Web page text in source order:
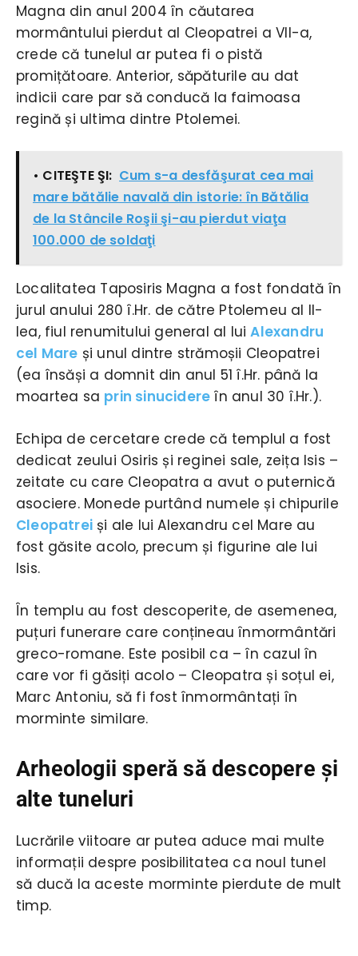
Magna din anul 2004 în căutarea
mormântului pierdut al Cleopatrei a VII-a,
crede că tunelul ar putea fi o pistă
promițătoare. Anterior, săpăturile au dat
indicii care par să conducă la faimoasa
regină și ultima dintre Ptolemei.
• CITEŞTE ŞI: Cum s-a desfăşurat cea mai
mare bătălie navală din istorie: în Bătălia
de la Stâncile Roşii şi-au pierdut viaţa
100.000 de soldaţi
Localitatea Taposiris Magna a fost fondată în
jurul anului 280 î.Hr. de către Ptolemeu al II-
lea, fiul renumitului general al luiAlexandru
cel Mare și unul dintre strămoșii Cleopatrei
(ea însăși a domnit din anul 51 î.Hr. până la
moartea sa prin sinucidere în anul 30 î.Hr.).
Echipa de cercetare crede că templul a fost
dedicat zeului Osiris și reginei sale, zeița Isis –
zeitate cu care Cleopatra a avut o puternică
asociere. Monede purtând numele și chipurile
Cleopatrei și ale lui Alexandru cel Mare au
fost găsite acolo, precum și figurine ale lui
Isis.
În templu au fost descoperite, de asemenea,
puțuri funerare care conțineau înmormântări
greco-romane. Este posibil ca – în cazul în
care vor fi găsiți acolo – Cleopatra și soțul ei,
Marc Antoniu, să fi fost înmormântați în
morminte similare.
Arheologii speră să descopere şi
alte tuneluri
Lucrările viitoare ar putea aduce mai multe
informații despre posibilitatea ca noul tunel
să ducă la aceste morminte pierdute de mult
timp.